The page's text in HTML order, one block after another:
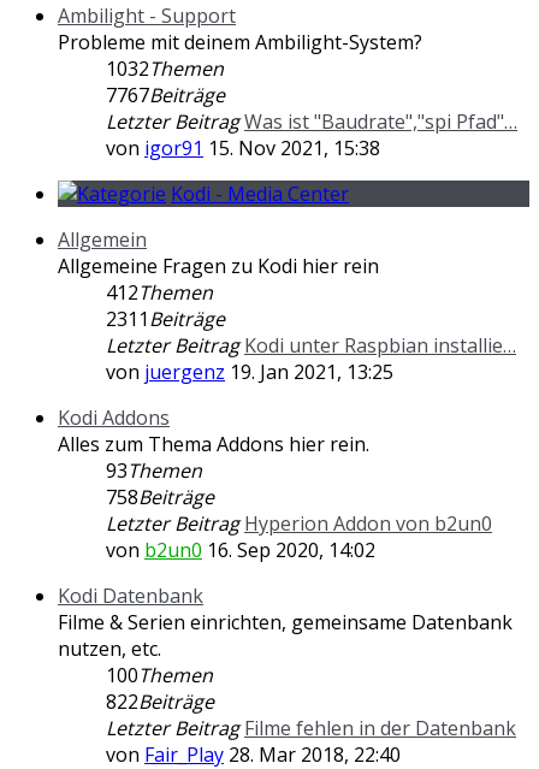
Ambilight - Support
Probleme mit deinem Ambilight-System?
1032Themen
7767Beiträge
Letzter BeitragWas ist "Baudrate","spi Pfad"…
von igor91 15. Nov 2021, 15:38
Kodi - Media Center
Allgemein
Allgemeine Fragen zu Kodi hier rein
412Themen
2311Beiträge
Letzter Beitrag Kodi unter Raspbian installie…
von juergenz 19. Jan 2021, 13:25
Kodi Addons
Alles zum Thema Addons hier rein.
93Themen
758Beiträge
Letzter Beitrag Hyperion Addon von b2un0
von b2un0 16. Sep 2020, 14:02
Kodi Datenbank
Filme & Serien einrichten, gemeinsame Datenbank
nutzen, etc.
100Themen
822Beiträge
Letzter Beitrag Filme fehlen in der Datenbank
von Fair_Play 28. Mar 2018, 22:40